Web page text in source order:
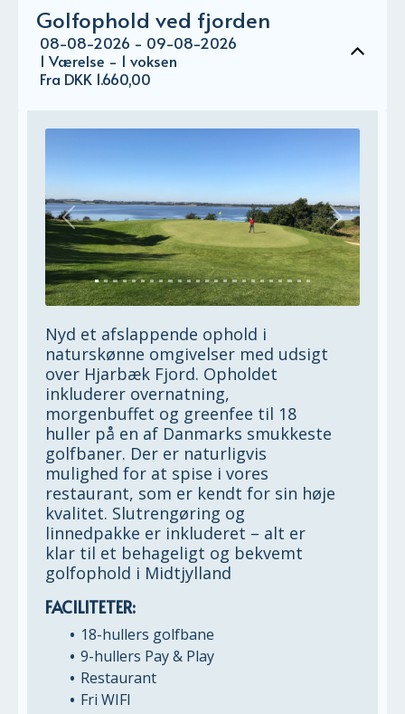
Golfophold ved fjorden
08-08-2026 - 09-08-2026
1 Værelse - 1 voksen
Fra DKK 1.660,00
Previous Next
Nyd et afslappende ophold i
naturskønne omgivelser med udsigt
over Hjarbæk Fjord. Opholdet
inkluderer overnatning,
morgenbuffet og greenfee til 18
huller på en af Danmarks smukkeste
golfbaner. Der er naturligvis
mulighed for at spise i vores
restaurant, som er kendt for sin høje
kvalitet. Slutrengøring og
linnedpakke er inkluderet – alt er
klar til et behageligt og bekvemt
golfophold i Midtjylland
FACILITETER:
18-hullers golfbane
9-hullers Pay & Play
Restaurant
Fri WIFI